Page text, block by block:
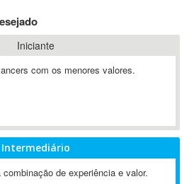
Iniciante
com os menores valores.
Intermediário
de experiência e valor.